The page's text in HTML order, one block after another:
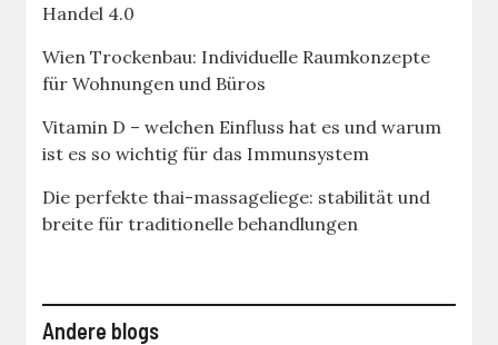
Handel 4.0
Wien Trockenbau: Individuelle Raumkonzepte
für Wohnungen und Büros
Vitamin D – welchen Einfluss hat es und warum
ist es so wichtig für das Immunsystem
Die perfekte thai-massageliege: stabilität und
breite für traditionelle behandlungen
Andere blogs